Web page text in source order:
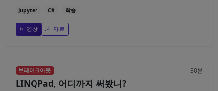
Jupyter C# 학습
영상 자료
브레이크아웃 30분
LINQPad, 어디까지 써봤니?